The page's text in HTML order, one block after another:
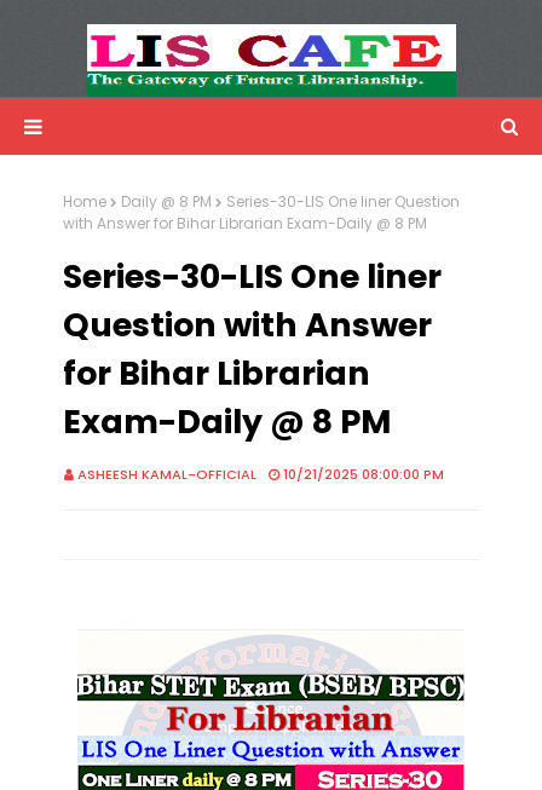
Advertisemnet
Home Daily @ 8 PM
Series-30-LIS One liner Question
with Answer for Bihar Librarian Exam-Daily @ 8 PM
Series-30-LIS One liner
Question with Answer
for Bihar Librarian
Exam-Daily @ 8 PM
ASHEESH KAMAL-OFFICIAL 10/21/2025 08:00:00 PM